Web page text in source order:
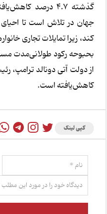
گذشته ۴.۷ درصد
جهان در تلاش است تا
کند، زیرا تمایلات تجاری
بحبوحه رکود طولانی‌مدت
از دولت آتی دونالد ترامپ،
کاهش‌یافته است.
کپی لینک